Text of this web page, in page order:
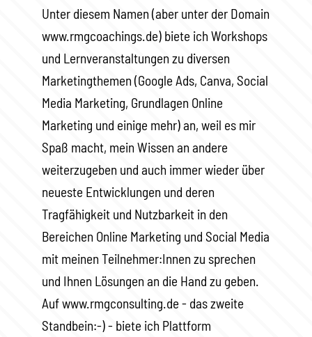
Unter diesem Namen (aber unter der Domain
www.rmgcoachings.de) biete ich Workshops
und Lernveranstaltungen zu diversen
Marketingthemen (Google Ads, Canva, Social
Media Marketing, Grundlagen Online
Marketing und einige mehr) an, weil es mir
Spaß macht, mein Wissen an andere
weiterzugeben und auch immer wieder über
neueste Entwicklungen und deren
Tragfähigkeit und Nutzbarkeit in den
Bereichen Online Marketing und Social Media
mit meinen Teilnehmer:Innen zu sprechen
und Ihnen Lösungen an die Hand zu geben.
Auf www.rmgconsulting.de - das zweite
Standbein:-) - biete ich Plattform